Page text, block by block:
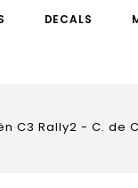
DECALS
C3 Rally2 - C. de